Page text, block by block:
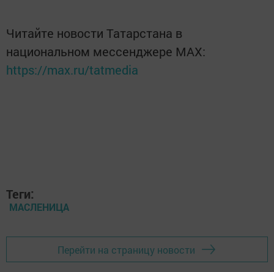
Читайте новости Татарстана в
национальном мессенджере MАХ:
https://max.ru/tatmedia
Теги:
МАСЛЕНИЦА
Перейти на страницу новости